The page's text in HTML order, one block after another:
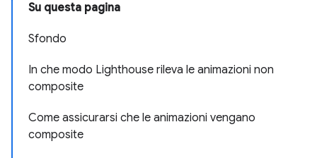
Su questa pagina
Sfondo
In che modo Lighthouse rileva le animazioni non
composite
Come assicurarsi che le animazioni vengano
composite